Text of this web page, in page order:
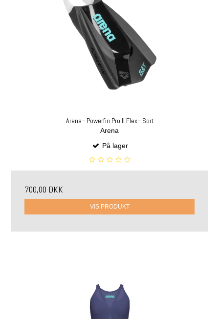
Arena - Powerfin Pro II Flex - Sort
Arena
På lager
700,00 DKK
VIS PRODUKT